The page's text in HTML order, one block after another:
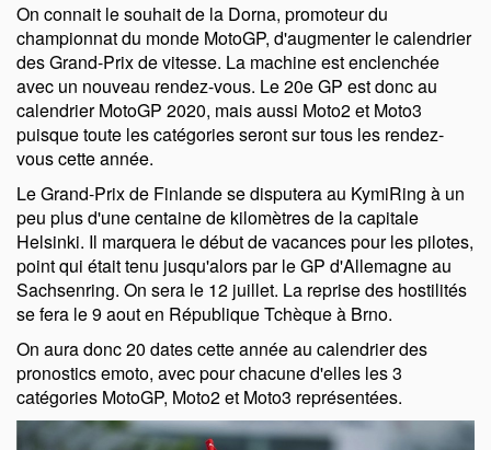
On connait le souhait de la Dorna, promoteur du
championnat du monde MotoGP, d'augmenter le calendrier
des Grand-Prix de vitesse. La machine est enclenchée
avec un nouveau rendez-vous. Le 20e GP est donc au
calendrier MotoGP 2020, mais aussi Moto2 et Moto3
puisque toute les catégories seront sur tous les rendez-
vous cette année.
Le Grand-Prix de Finlande se disputera au KymiRing à un
peu plus d'une centaine de kilomètres de la capitale
Helsinki. Il marquera le début de vacances pour les pilotes,
point qui était tenu jusqu'alors par le GP d'Allemagne au
Sachsenring. On sera le 12 juillet. La reprise des hostilités
se fera le 9 aout en République Tchèque à Brno.
On aura donc 20 dates cette année au calendrier des
pronostics emoto, avec pour chacune d'elles les 3
catégories MotoGP, Moto2 et Moto3 représentées.